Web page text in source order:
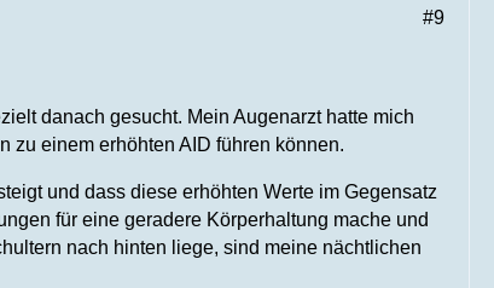
#9
danach gesucht. Mein Augenarzt hatte mich
zu einem erhöhten AID führen können.
und dass diese erhöhten Werte im Gegensatz
für eine geradere Körperhaltung mache und
nach hinten liege, sind meine nächtlichen